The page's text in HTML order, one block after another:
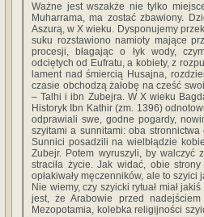
Ważne jest wszakże nie tylko
Muharrama, ma zostać zbawiony.
Aszurą, w X wieku. Dysponujemy
suku rozstawiono namioty mające
procesji, błagając o łyk wody,
odciętych od Eufratu, a kobiety, z
lament nad śmiercią Husajna,
czasie obchodzą żałobę na cześć
– Talhi i ibn Zubejra. W X wieku
Historyk Ibn Kathir (zm. 1396)
odprawiali swe, godne pogardy,
szyitami a sunnitami: oba stronnictwa
Sunnici posadzili na wielbłądzie
Zubejr. Potem wyruszyli, by walczyć
straciła życie. Jak widać, obie
opłakiwały męczenników, ale to
Nie wiemy, czy szyicki rytuał miał
jest, że Arabowie przed
Mezopotamia, kolebka religijności